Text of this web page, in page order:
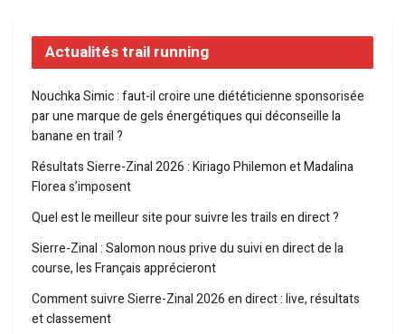
Actualités trail running
Nouchka Simic : faut-il croire une diététicienne sponsorisée
par une marque de gels énergétiques qui déconseille la
banane en trail ?
Résultats Sierre-Zinal 2026 : Kiriago Philemon et Madalina
Florea s’imposent
Quel est le meilleur site pour suivre les trails en direct ?
Sierre-Zinal : Salomon nous prive du suivi en direct de la
course, les Français apprécieront
Comment suivre Sierre-Zinal 2026 en direct : live, résultats
et classement